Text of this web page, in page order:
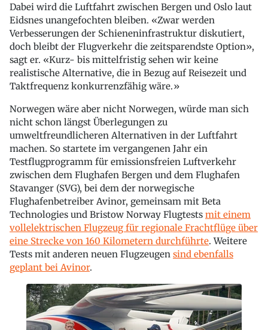
Dabei wird die Luftfahrt zwischen Bergen und Oslo laut
Eidsnes unangefochten bleiben. «Zwar werden
Verbesserungen der Schieneninfrastruktur diskutiert,
doch bleibt der Flugverkehr die zeitsparendste Option»,
sagt er. «Kurz- bis mittelfristig sehen wir keine
realistische Alternative, die in Bezug auf Reisezeit und
Taktfrequenz konkurrenzfähig wäre.»
Norwegen wäre aber nicht Norwegen, würde man sich
nicht schon längst Überlegungen zu
umweltfreundlicheren Alternativen in der Luftfahrt
machen. So startete im vergangenen Jahr ein
Testflugprogramm für emissionsfreien Luftverkehr
zwischen dem Flughafen Bergen und dem Flughafen
Stavanger (SVG), bei dem der norwegische
Flughafenbetreiber Avinor, gemeinsam mit Beta
Technologies und Bristow Norway Flugtests mit einem
vollelektrischen Flugzeug für regionale Frachtflüge über
eine Strecke von 160 Kilometern durchführte. Weitere
Tests mit anderen neuen Flugzeugen sind ebenfalls
geplant bei Avinor.